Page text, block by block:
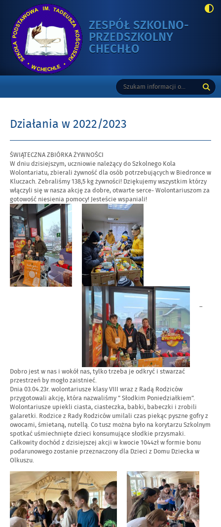
ZESPÓŁ SZKOLNO-
PRZEDSZKOLNY
CHECHŁO
W
2022/2023
Wyszukiwarka
Tutaj
wpisz
szukaną
Działania w 2022/2023
ŚWIĄTECZNA ZBIÓRKA ŻYWNOŚCI
W dniu dzisiejszym, uczniowie należący do Szkolnego Kola
Wolontariatu, zbierali żywność dla osób potrzebujących w Biedronce w
Kluczach. Zebraliśmy 138,5 kg żywności! Dziękujemy wszystkim którzy
włączyli się w nasza akcję za dobre, otwarte serce- Wolontariuszom za
gotowość niesienia pomocy! Jesteście wspaniali!
–
Dobro jest w nas i wokół nas, tylko trzeba je odkryć i stwarzać
przestrzeń by mogło zaistnieć.
Dnia 03.04.23r. wolontariusze klasy VIII wraz z Radą Rodziców
przygotowali akcję, która nazwaliśmy ” Słodkim Poniedziałkiem”.
Wolontariusze upiekli ciasta, ciasteczka, babki, babeczki i zrobili
galaretki. Rodzice z Rady Rodziców umilali czas piekąc pyszne gofry z
owocami, śmietaną, nutellą. Co tusz można było na korytarzu Szkolnym
spotkać uśmiechnięte dzieci konsumujące słodkie przysmaki.
Całkowity dochód z dzisiejszej akcji w kwocie 1044zł w formie bonu
podarunowego zostanie przeznaczony dla Dzieci z Domu Dziecka w
Olkuszu.